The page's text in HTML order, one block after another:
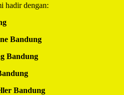
hadir dengan:
Bandung
Bandung
Bandung